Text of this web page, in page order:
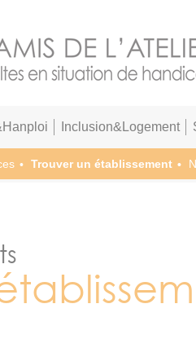
Trouver un établissement
Inclusion&Logement